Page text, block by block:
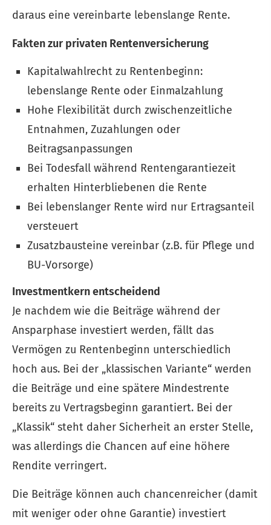
daraus eine vereinbarte lebenslange Rente.
Fakten zur privaten Rentenversicherung
Kapitalwahlrecht zu Rentenbeginn:
lebenslange Rente oder Einmalzahlung
Hohe Flexibilität durch zwischenzeitliche
Entnahmen, Zuzahlungen oder
Beitragsanpassungen
Bei Todesfall während Rentengarantiezeit
erhalten Hinterbliebenen die Rente
Bei lebenslanger Rente wird nur Ertragsanteil
versteuert
Zusatzbausteine vereinbar (z.B. für Pflege und
BU-Vorsorge)
Investmentkern entscheidend
Je nachdem wie die Beiträge während der
Ansparphase investiert werden, fällt das
Vermögen zu Rentenbeginn unterschiedlich
hoch aus. Bei der „klassischen Variante“ werden
die Beiträge und eine spätere Mindestrente
bereits zu Vertragsbeginn garantiert. Bei der
„Klassik“ steht daher Sicherheit an erster Stelle,
was allerdings die Chancen auf eine höhere
Rendite verringert.
Die Beiträge können auch chancenreicher (damit
mit weniger oder ohne Garantie) investiert